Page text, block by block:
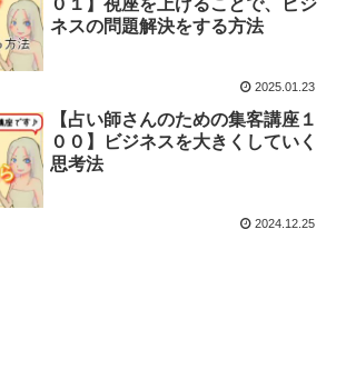
０１】視座を上げることで、ビジ
ネスの問題解決をする方法
2025.01.23
【占い師さんのための集客講座１
００】ビジネスを大きくしていく
思考法
2024.12.25